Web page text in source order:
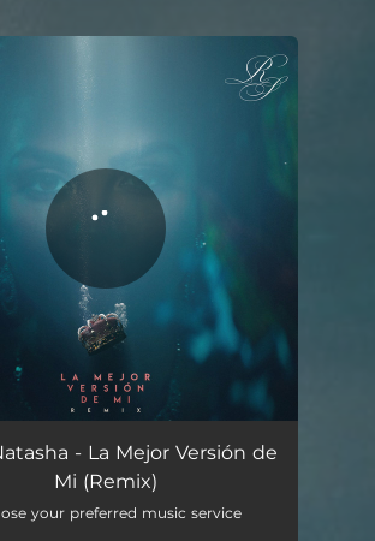
La Mejor Versión de Mi - Remix 03:49
- La Mejor Versión de
Mi (Remix)
your preferred music service